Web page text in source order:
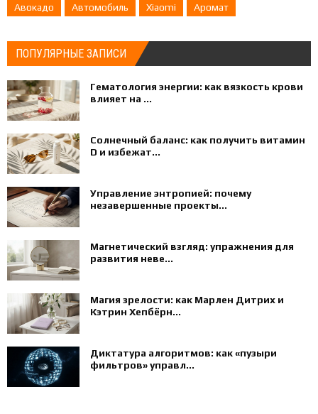
Авокадо Автомобиль Xiaomi Аромат
ПОПУЛЯРНЫЕ ЗАПИСИ
Гематология энергии: как вязкость крови
влияет на ...
Солнечный баланс: как получить витамин
D и избежат...
Управление энтропией: почему
незавершенные проекты...
Магнетический взгляд: упражнения для
развития неве...
Магия зрелости: как Марлен Дитрих и
Кэтрин Хепбёрн...
Диктатура алгоритмов: как «пузыри
фильтров» управл...